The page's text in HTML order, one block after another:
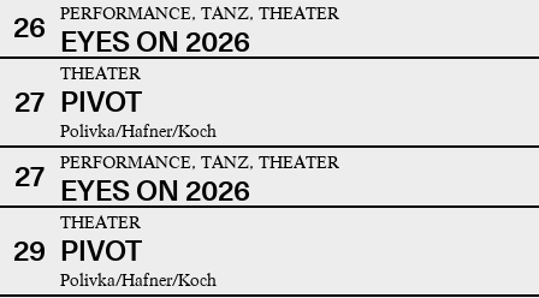
26
PERFORMANCE, TANZ, THEATER
EYES ON 2026
27
THEATER
PIVOT
Polivka/Hafner/Koch
27 PERFORMANCE, TANZ, THEATER
EYES ON 2026
29
THEATER
PIVOT
Polivka/Hafner/Koch